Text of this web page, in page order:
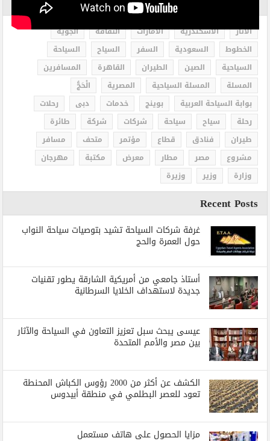
الاثار الاسكندرية الامارات الثقافة
الجوية
الخطوط
السعودية السفر السياح
السياحة
السياحية
الصين الطيران القاهرة
المسافرين
المسلة
المسلة السياحية المصرية
الْحَجُّ
بوابة السياحة العربية
بوينج خدمات دبى
رحلات
رحلة
سياح سياحة شركات شركة
طائرة
طيران
فنادق قطاع مؤتمر متحف
مسافر
مشروع
مصر مطار معرض مكتبة
مهرجان
وزارة
وزير وزيرة
Recent Posts
غرفة شركات السياحة تشيد بتوصيات سياحة النواب
حول العمرة والحج
أستاذ جامعي من أمريكية الشارقة يطور تقنيات
جديدة لاستهداف الخلايا السرطانية
عيسى يبحث سبل تعزيز التعاون في السياحة والآثار
بين مصر والأمم المتحدة
الكشف عن أكثر من 2000 رؤوس الكباش المحنطة
تعود للعصر البطلمي في منطقة أبيدوس
مزايا الحصول على هاتف مستعمل